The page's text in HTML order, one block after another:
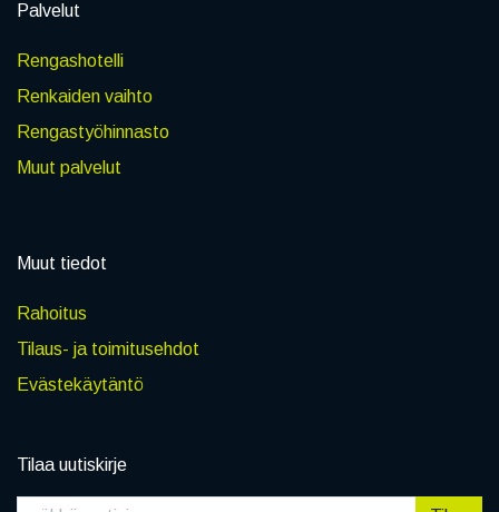
Palvelut
Rengashotelli
Renkaiden vaihto
Rengastyöhinnasto
Muut palvelut
Muut tiedot
Rahoitus
Tilaus- ja toimitusehdot
Evästekäytäntö
Tilaa uutiskirje